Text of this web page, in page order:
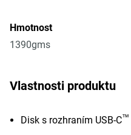
Hmotnost
1390gms
Vlastnosti produktu
Disk s rozhraním USB-C™